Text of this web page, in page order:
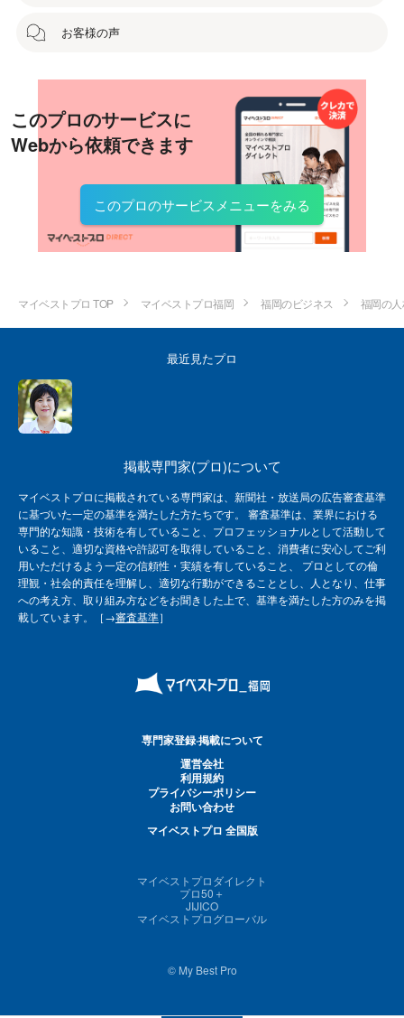
お客様の声
このプロのサービスに
Webから依頼できます
このプロのサービスメニューをみる
マイベストプロ TOP マイベストプロ福岡 福岡のビジネス 福岡の
最近見たプロ
掲載専門家(プロ)について
マイベストプロに掲載されている専門家は、新聞社・放送局の広告審査基準
に基づいた一定の基準を満たした方たちです。 審査基準は、業界における
専門的な知識・技術を有していること、プロフェッショナルとして活動して
いること、適切な資格や許認可を取得していること、消費者に安心してご利
用いただけるよう一定の信頼性・実績を有していること、 プロとしての倫
理観・社会的責任を理解し、適切な行動ができることとし、人となり、仕事
への考え方、取り組み方などをお聞きした上で、基準を満たした方のみを掲
載しています。［→審査基準］
専門家登録·掲載について
運営会社
利用規約
プライバシーポリシー
お問い合わせ
マイベストプロ 全国版
マイベストプロダイレクト
プロ50＋
JIJICO
マイベストプログローバル
© My Best Pro